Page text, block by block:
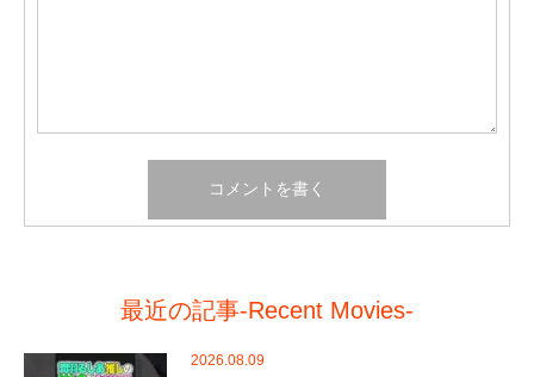
最近の記事-Recent Movies-
2026.08.09